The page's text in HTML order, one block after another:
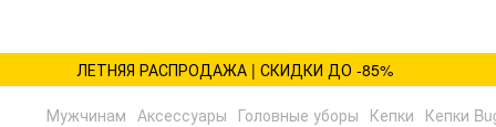
ЛЕТНЯЯ РАСПРОДАЖА | СКИДКИ ДО -85%
Мужчинам Аксессуары Головные уборы Кепки Кепки